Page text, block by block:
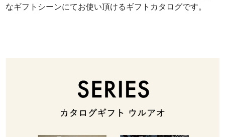
なギフトシーンにてお使い頂けるギフトカタログです。